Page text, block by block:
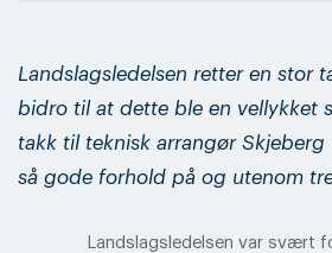
Landslagsledelsen retter en stor
bidro til at dette ble en vellykket
takk til teknisk arrangør
så gode forhold på og utenom
Landslagsledelsen var svært